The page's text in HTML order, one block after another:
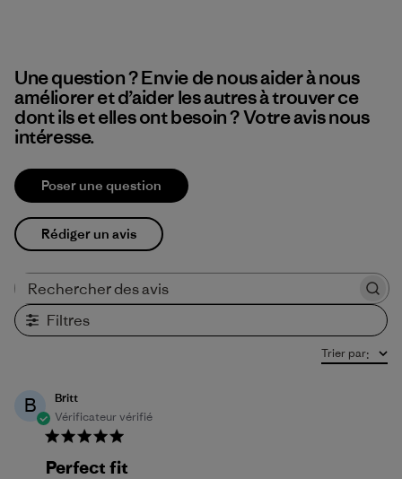
Une question ? Envie de nous aider à nous
améliorer et d’aider les autres à trouver ce
dont ils et elles ont besoin ? Votre avis nous
intéresse.
Poser une question
Rédiger un avis
Filtres
Trier par:
B
Britt
Vérificateur vérifié
Perfect fit